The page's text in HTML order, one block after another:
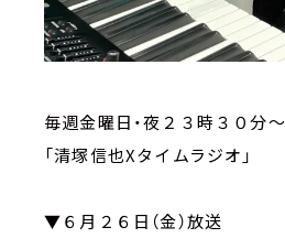
毎週金曜日・夜２３時３０分
「清塚信也Xタイムラジオ」
▼６月２６日（金）放送